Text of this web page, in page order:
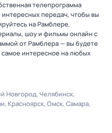
телепрограмма
интересных передач, чтобы вы
на Рамблере,
шоу и фильмы онлайн с
от Рамблера — вы будете
самое интересное на любых
Новгород Челябинск
Красноярск Омск Самара